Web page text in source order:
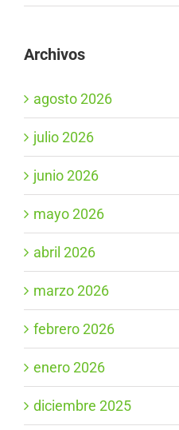
Archivos
agosto 2026
julio 2026
junio 2026
mayo 2026
abril 2026
marzo 2026
febrero 2026
enero 2026
diciembre 2025